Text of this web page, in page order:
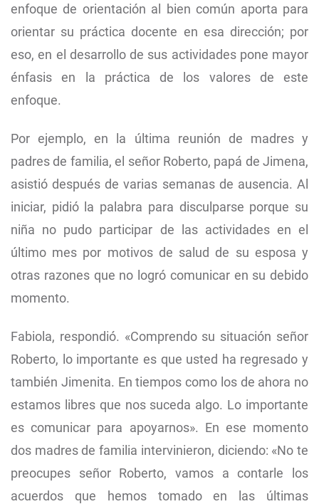
enfoque de orientación al bien común aporta para
orientar su práctica docente en esa dirección; por
eso, en el desarrollo de sus actividades pone mayor
énfasis en la práctica de los valores de este
enfoque.
Por ejemplo, en la última reunión de madres y
padres de familia, el señor Roberto, papá de Jimena,
asistió después de varias semanas de ausencia. Al
iniciar, pidió la palabra para disculparse porque su
niña no pudo participar de las actividades en el
último mes por motivos de salud de su esposa y
otras razones que no logró comunicar en su debido
momento.
Fabiola, respondió. «Comprendo su situación señor
Roberto, lo importante es que usted ha regresado y
también Jimenita. En tiempos como los de ahora no
estamos libres que nos suceda algo. Lo importante
es comunicar para apoyarnos». En ese momento
dos madres de familia intervinieron, diciendo: «No te
preocupes señor Roberto, vamos a contarle los
acuerdos que hemos tomado en las últimas